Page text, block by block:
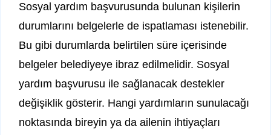
Sosyal yardım başvurusunda bulunan kişilerin
durumlarını belgelerle de ispatlaması istenebilir.
Bu gibi durumlarda belirtilen süre içerisinde
belgeler belediyeye ibraz edilmelidir. Sosyal
yardım başvurusu ile sağlanacak destekler
değişiklik gösterir. Hangi yardımların sunulacağı
noktasında bireyin ya da ailenin ihtiyaçları